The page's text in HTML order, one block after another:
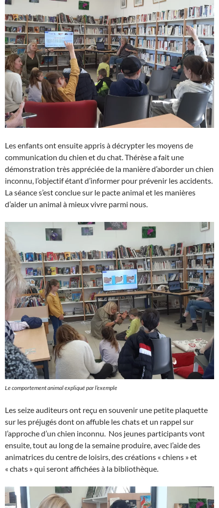
Les enfants ont ensuite appris à décrypter les moyens de
communication du chien et du chat. Thérèse a fait une
démonstration très appréciée de la manière d’aborder un chien
inconnu, l’objectif étant d’informer pour prévenir les accidents.
La séance s’est conclue sur le pacte animal et les manières
d’aider un animal à mieux vivre parmi nous.
Le comportement animal expliqué par l’exemple
Les seize auditeurs ont reçu en souvenir une petite plaquette
sur les préjugés dont on affuble les chats et un rappel sur
l’approche d’un chien inconnu. Nos jeunes participants vont
ensuite, tout au long de la semaine produire, avec l’aide des
animatrices du centre de loisirs, des créations « chiens » et
« chats » qui seront affichées à la bibliothèque.